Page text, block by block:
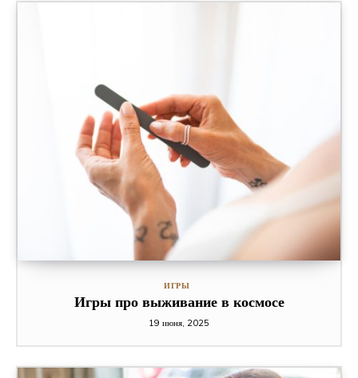
ИГРЫ
Игры про выживание в космосе
19 июня, 2025